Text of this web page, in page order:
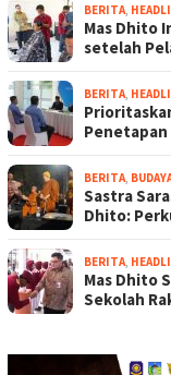
BERITA,
Mas Dhito
setelah
BERITA,
Penetapan
BERITA,
Sastra
Dhito:
BERITA,
Mas Dhito
Sekolah